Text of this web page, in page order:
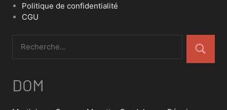
Politique de confidentialité
CGU
DOM